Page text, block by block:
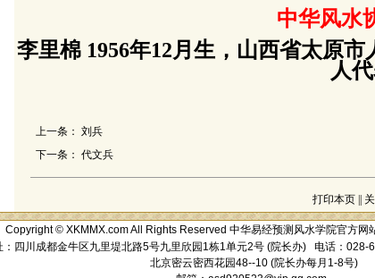
中华风水
李里棉 1956年12月生，山西省太原
人
上一条： 刘兵
下一条： 代文兵
打印本页
Copyright © XKMMX.com All Rights Reserved 中华易经预测风水学院官方网
：四川成都金牛区九里堤北路5号九里欣园1栋1单元2号 (院长办) 电话：
北京密云密西花园48--10 (院长办每月1-8号)